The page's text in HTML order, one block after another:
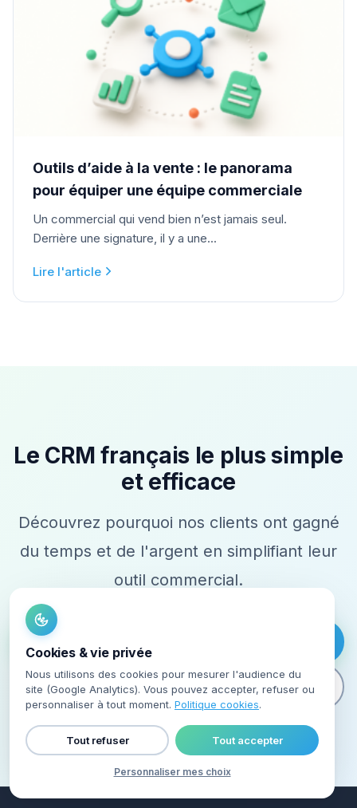
Outils d’aide à la vente : le panorama
pour équiper une équipe commerciale
Un commercial qui vend bien n’est jamais seul.
Derrière une signature, il y a une...
Lire l'article
Le CRM français le plus simple
et efficace
Découvrez pourquoi nos clients ont gagné
du temps et de l'argent en simplifiant leur
outil commercial.
Démarrer gratuitement
Démo en 15min
Cookies & vie privée
Nous utilisons des cookies pour mesurer l'audience du
site (Google Analytics). Vous pouvez accepter, refuser ou
personnaliser à tout moment. Politique cookies.
Tout refuser Tout accepter
Personnaliser mes choix